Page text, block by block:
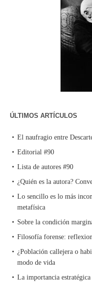
ÚLTIMOS ARTÍCULOS
El naufragio entre
Editorial #90
Lista de autores #90
¿Quién es la autora?
Lo sencillo es lo más
metafísica
Sobre la condición
Filosofía forense:
¿Población callejera o
modo de vida
La importancia